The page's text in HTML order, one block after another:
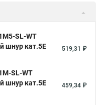
SL-WT
шнур кат.5E
519,31 ₽
SL-WT
шнур кат.5E
459,34 ₽